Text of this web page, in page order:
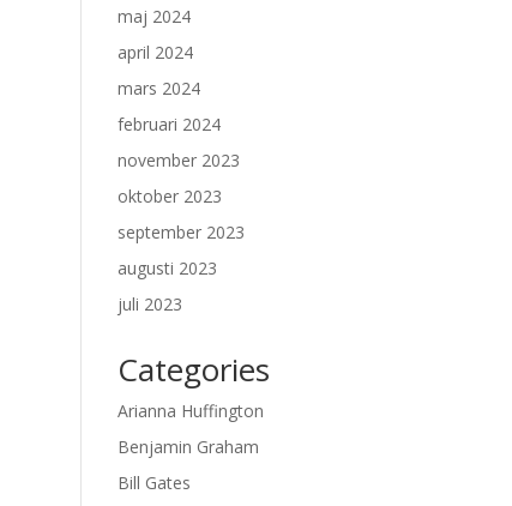
maj 2024
april 2024
mars 2024
februari 2024
november 2023
oktober 2023
september 2023
augusti 2023
juli 2023
Categories
Arianna Huffington
Benjamin Graham
Bill Gates